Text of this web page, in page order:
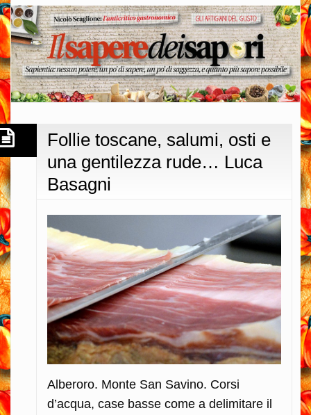
sonodel
gusto
del
gusto
del
gusto
Follie toscane, salumi, osti e
una gentilezza rude… Luca
Basagni
Alberoro. Monte San Savino. Corsi
d’acqua, case basse come a delimitare il